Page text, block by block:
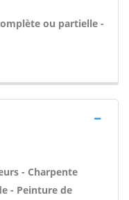
ou partielle -
- Charpente
- Peinture de